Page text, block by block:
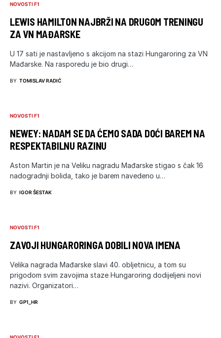
NOVOSTI F1
LEWIS HAMILTON NAJBRŽI NA DRUGOM TRENINGU
ZA VN MAĐARSKE
U 17 sati je nastavljeno s akcijom na stazi Hungaroring za VN
Mađarske. Na rasporedu je bio drugi…
BY TOMISLAV RADIĆ
NOVOSTI F1
NEWEY: NADAM SE DA ĆEMO SADA DOĆI BAREM NA
RESPEKTABILNU RAZINU
Aston Martin je na Veliku nagradu Mađarske stigao s čak 16
nadogradnji bolida, tako je barem navedeno u…
BY IGOR ŠESTAK
NOVOSTI F1
ZAVOJI HUNGARORINGA DOBILI NOVA IMENA
Velika nagrada Mađarske slavi 40. obljetnicu, a tom su
prigodom svim zavojima staze Hungaroring dodijeljeni novi
nazivi. Organizatori…
BY GP1_HR